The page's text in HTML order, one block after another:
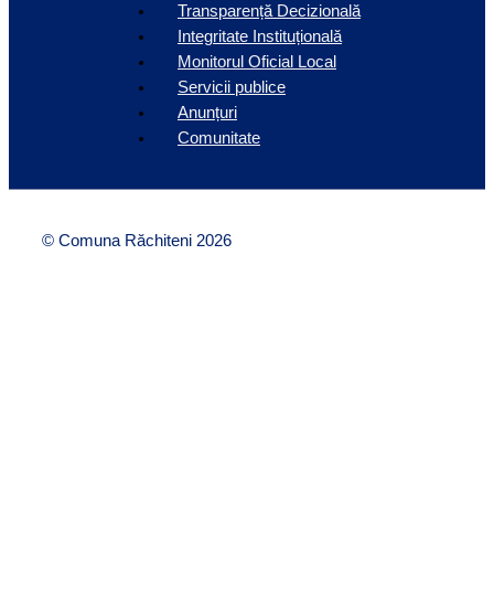
Transparență Decizională
Integritate Instituțională
Monitorul Oficial Local
Servicii publice
Anunțuri
Comunitate
© Comuna Răchiteni 2026